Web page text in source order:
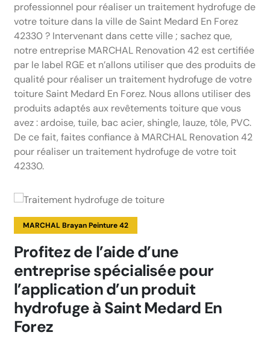
professionnel pour réaliser un traitement hydrofuge de
votre toiture dans la ville de Saint Medard En Forez
42330 ? Intervenant dans cette ville ; sachez que,
notre entreprise MARCHAL Renovation 42 est certifiée
par le label RGE et n’allons utiliser que des produits de
qualité pour réaliser un traitement hydrofuge de votre
toiture Saint Medard En Forez. Nous allons utiliser des
produits adaptés aux revêtements toiture que vous
avez : ardoise, tuile, bac acier, shingle, lauze, tôle, PVC.
De ce fait, faites confiance à MARCHAL Renovation 42
pour réaliser un traitement hydrofuge de votre toit
42330.
MARCHAL Brayan Peinture 42
Profitez de l’aide d’une
entreprise spécialisée pour
l’application d’un produit
hydrofuge à Saint Medard En
Forez